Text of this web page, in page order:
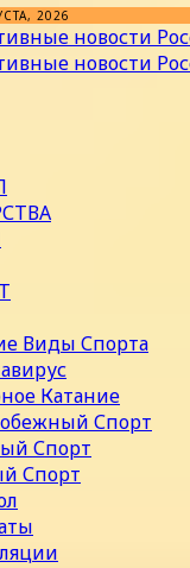
2026
Виды Спорта
Катание
Спорт
Спорт
Спорт